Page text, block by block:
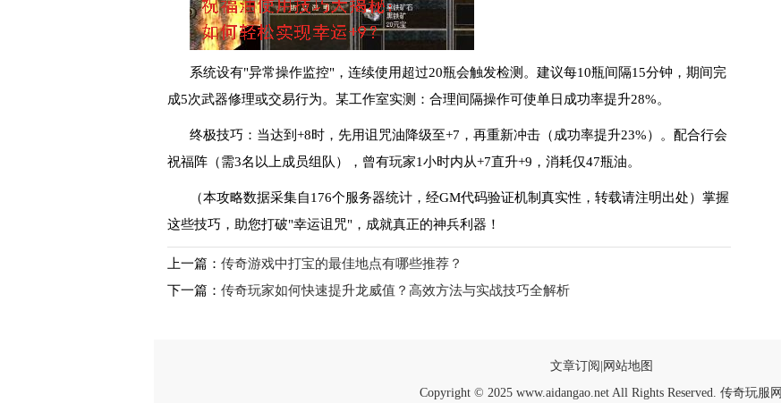
系统设有"异常操作监控"，连续使用超过20瓶会触发检测。建议每10瓶间隔15分钟，期间完
成5次武器修理或交易行为。某工作室实测：合理间隔操作可使单日成功率提升28%。
终极技巧：当达到+8时，先用诅咒油降级至+7，再重新冲击（成功率提升23%）。配合行会
祝福阵（需3名以上成员组队），曾有玩家1小时内从+7直升+9，消耗仅47瓶油。
（本攻略数据采集自176个服务器统计，经GM代码验证机制真实性，转载请注明出处）掌握
这些技巧，助您打破"幸运诅咒"，成就真正的神兵利器！
上一篇： 传奇游戏中打宝的最佳地点有哪些推荐？
下一篇： 传奇玩家如何快速提升龙威值？高效方法与实战技巧全解析
文章订阅 网站地图
Copyright © 2025 www.aidangao.net All Rights Reserved. 传奇玩服网